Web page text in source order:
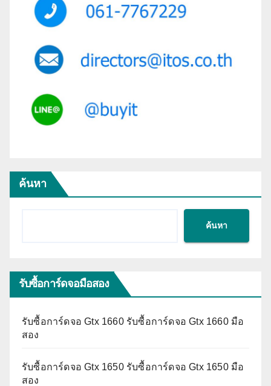
ค้นหา
ค้นหา
รับซื้อการ์ดจอมือสอง
รับซื้อการ์ดจอ Gtx 1660 รับซื้อการ์ดจอ Gtx 1660 มือ
สอง
รับซื้อการ์ดจอ Gtx 1650 รับซื้อการ์ดจอ Gtx 1650 มือ
สอง